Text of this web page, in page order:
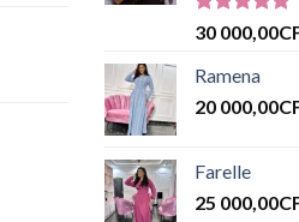
Note5.00
30 000,00
Ramena
20 000,00
Farelle
25 000,00